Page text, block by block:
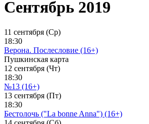
Сентябрь 2019
11 сентября (Ср)
18:30
Верона. Послесловие (16+)
Пушкинская карта
12 сентября (Чт)
18:30
№13 (16+)
13 сентября (Пт)
18:30
Бестолочь ("La bonne Anna") (16+)